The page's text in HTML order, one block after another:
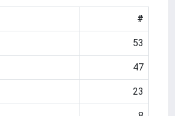
#
53
47
23